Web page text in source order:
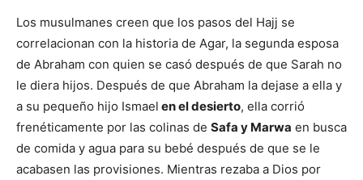
Los musulmanes creen que los pasos del Hajj se
correlacionan con la historia de Agar, la segunda esposa
de Abraham con quien se casó después de que Sarah no
le diera hijos. Después de que Abraham la dejase a ella y
a su pequeño hijo Ismael en el desierto, ella corrió
frenéticamente por las colinas de Safa y Marwa en busca
de comida y agua para su bebé después de que se le
acabasen las provisiones. Mientras rezaba a Dios por